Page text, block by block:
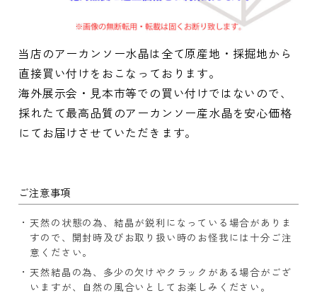
当店のアーカンソー水晶は全て原産地・採掘地から
直接買い付けをおこなっております。
海外展示会・見本市等での買い付けではないので、
採れたて最高品質のアーカンソー産水晶を安心価格
にてお届けさせていただきます。
ご注意事項
天然の状態の為、結晶が鋭利になっている場合がありま
すので、開封時及びお取り扱い時のお怪我には十分ご注
意ください。
天然結晶の為、多少の欠けやクラックがある場合がござ
いますが、自然の風合いとしてお楽しみください。